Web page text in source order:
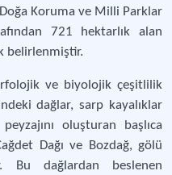
Doğa Koruma ve Milli Parklar
721 hektarlık alan
belirlenmiştir​​.
ve biyolojik çeşitlilik
dağlar, sarp kayalıklar
oluşturan başlıca
Dağı ve Bozdağ, gölü
Bu dağlardan beslenen